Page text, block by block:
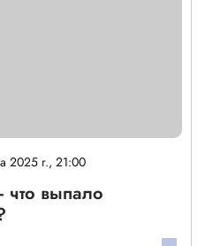
2025 г., 21:00
что выпало